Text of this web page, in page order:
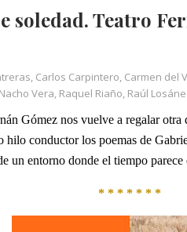
soledad. Teatro
, Carlos Carpintero, Carmen del
Nacho Vera, Raquel Riaño, Raúl
Gómez nos vuelve a regalar
conductor los poemas de
un entorno donde el tiempo parece
* * * * * * *